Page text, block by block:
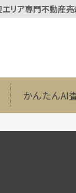
リア専門不動産
かんたんAI